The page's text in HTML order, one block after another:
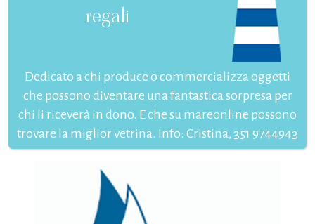
regali
Dedicato a chi produce o commercializza oggetti
che possono diventare una fantastica sorpresa per
chi li riceverà in dono. E che su mareonline possono
trovare la miglior vetrina. Info: Cristina, 351 9744943